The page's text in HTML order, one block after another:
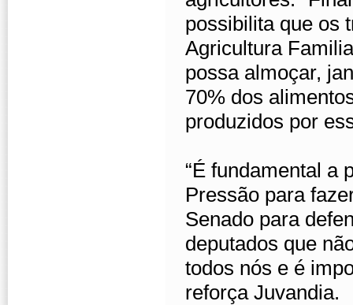
possibilita que os
Agricultura
possa almoçar,
70% dos
produzidos por
“É fundamental a
Pressão para
Senado para
deputados que
todos nós e é
reforça Juvandia.